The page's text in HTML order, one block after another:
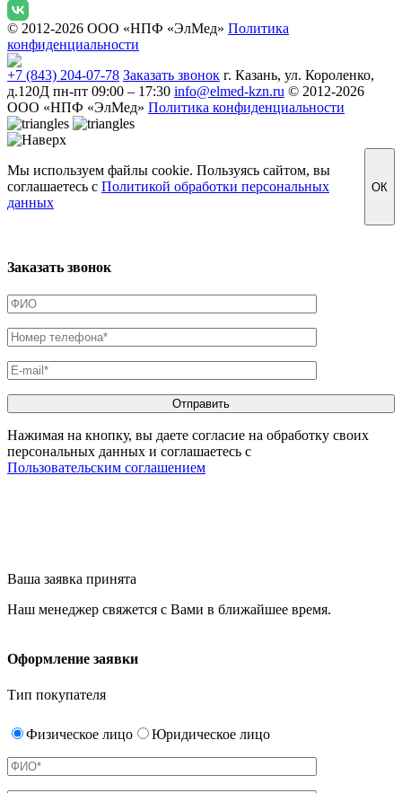
© 2012-2026 ООО «НПФ «ЭлМед» Политика
конфиденциальности
+7 (843) 204-07-78 Заказать звонок г. Казань, ул. Короленко,
д.120Д пн-пт 09:00 – 17:30 info@elmed-kzn.ru © 2012-2026
ООО «НПФ «ЭлМед» Политика конфиденциальности
Мы используем файлы cookie. Пользуясь сайтом, вы
соглашаетесь с Политикой обработки персональных
данных
ОК
Заказать звонок
Нажимая на кнопку, вы даете согласие на обработку своих
персональных данных и соглашаетесь с
Пользовательским соглашением
Ваша заявка принята
Наш менеджер свяжется с Вами в ближайшее время.
Оформление заявки
Тип покупателя
Физическое лицо Юридическое лицо